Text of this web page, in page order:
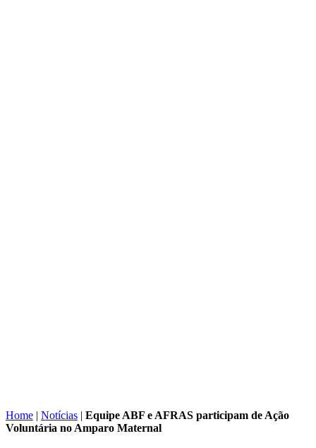
Home | Notícias | Equipe ABF e AFRAS participam de Ação
Voluntária no Amparo Maternal